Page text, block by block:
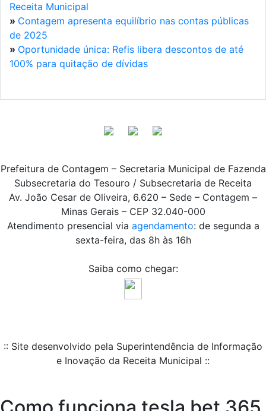
Receita Municipal
» Contagem apresenta equilíbrio nas contas públicas
de 2025
» Oportunidade única: Refis libera descontos de até
100% para quitação de dívidas
Prefeitura de Contagem – Secretaria Municipal de Fazenda
Subsecretaria do Tesouro / Subsecretaria de Receita
Av. João Cesar de Oliveira, 6.620 – Sede – Contagem –
Minas Gerais – CEP 32.040-000
Atendimento presencial via agendamento: de segunda a
sexta-feira, das 8h às 16h
Saiba como chegar:
:: Site desenvolvido pela Superintendência de Informação
e Inovação da Receita Municipal ::